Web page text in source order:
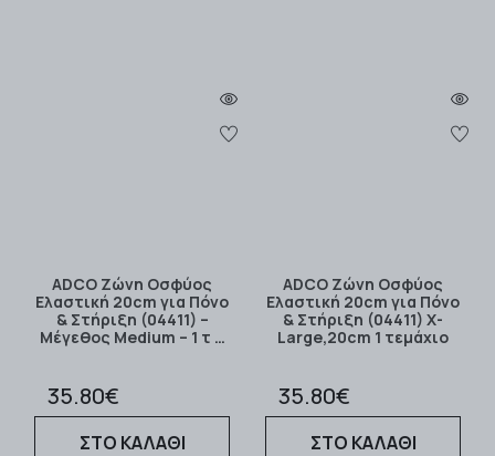
ADCO Ζώνη Οσφύος
Ελαστική 20cm για Πόνο
& Στήριξη (04411) –
Μέγεθος Medium – 1 τ …
35.80€
ΣΤΟ ΚΑΛΑΘΙ
ADCO Ζώνη Οσφύος
Ελαστική 20cm για Πόνο
& Στήριξη (04411) X-
Large,20cm 1 τεμάχιο
35.80€
ΣΤΟ ΚΑΛΑΘΙ